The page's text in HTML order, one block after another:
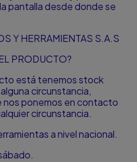
pantalla desde donde se
Y HERRAMIENTAS S.A.S
PRODUCTO?
está tenemos stock
circunstancia,
nos ponemos en contacto
circunstancia.
a nivel nacional.